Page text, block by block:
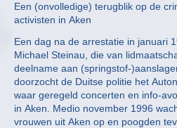
Een (onvolledige) terugblik op de
activisten in Aken
Een dag na de arrestatie in januari
Michael Steinau, die van
deelname aan (springstof-
doorzocht de Duitse politie het
waar geregeld concerten en info-
in Aken. Medio november 1996
vrouwen uit Aken op en poogden